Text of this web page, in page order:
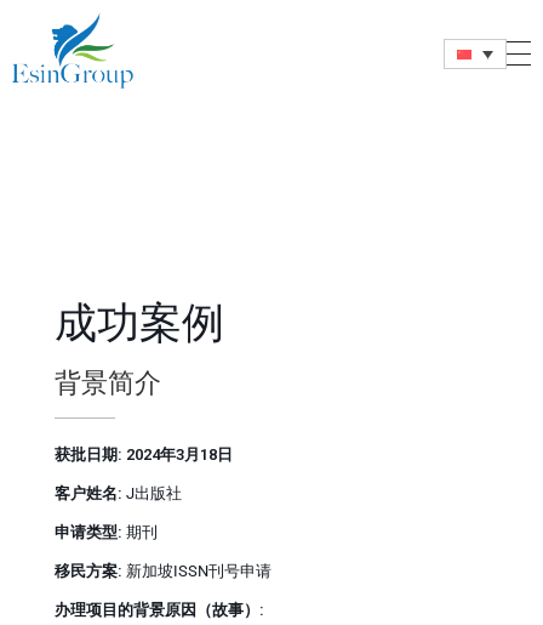
成功案例
背景简介
获批日期: 2024年3月18日
客户姓名: J出版社
申请类型: 期刊
移民方案: 新加坡ISSN刊号申请
办理项目的背景原因（故事）: